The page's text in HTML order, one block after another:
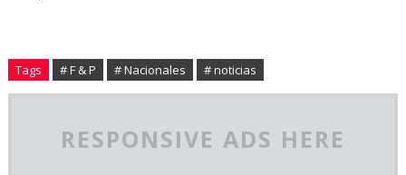
Tags # F & P # Nacionales # noticias
RESPONSIVE ADS HERE